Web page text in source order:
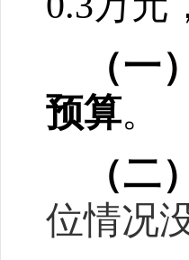
（
预算。
（二
位情况